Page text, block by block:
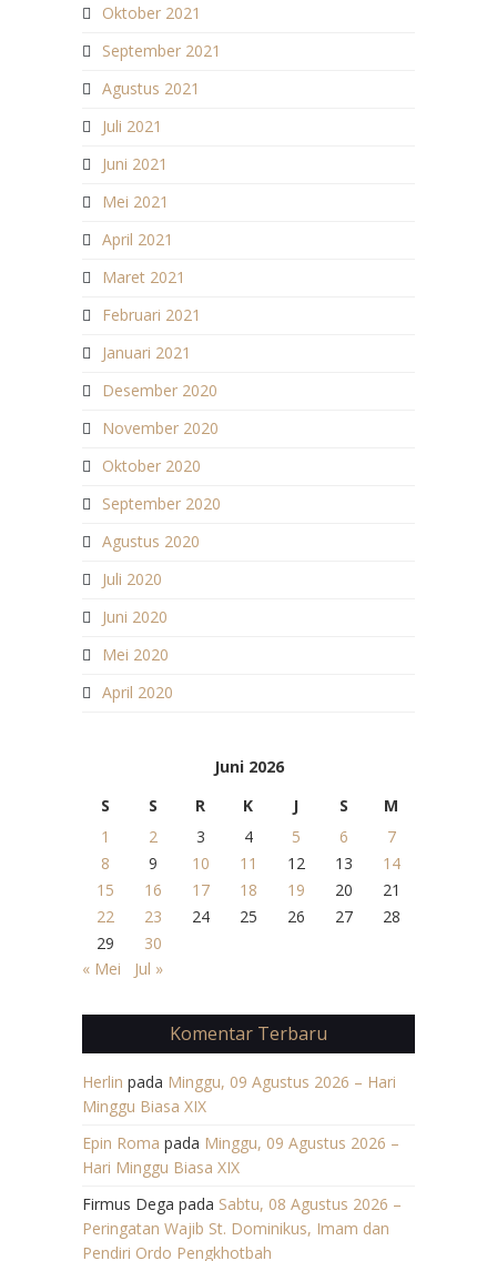
Oktober 2021
September 2021
Agustus 2021
Juli 2021
Juni 2021
Mei 2021
April 2021
Maret 2021
Februari 2021
Januari 2021
Desember 2020
November 2020
Oktober 2020
September 2020
Agustus 2020
Juli 2020
Juni 2020
Mei 2020
April 2020
Juni 2026
S
S R K J S
M
1
2 3 4 5 6
7
8
9 10 11 12 13
14
15
16 17 18 19 20
21
22
23 24 25 26 27
28
29
30
« Mei
Jul »
Komentar Terbaru
Herlin pada Minggu, 09 Agustus 2026 – Hari
Minggu Biasa XIX
Epin Roma pada Minggu, 09 Agustus 2026 –
Hari Minggu Biasa XIX
Firmus Dega pada Sabtu, 08 Agustus 2026 –
Peringatan Wajib St. Dominikus, Imam dan
Pendiri Ordo Pengkhotbah